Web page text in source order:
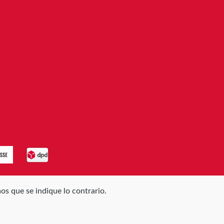
que se indique lo contrario.